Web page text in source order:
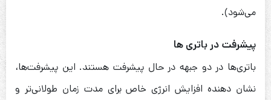
می‌شود).
پیشرفت در باتری‌ ها
باتری‌ها در دو جبهه در حال پیشرفت هستند. این پیشرفت‌ها،
نشان دهنده افزایش انرژی خاص برای مدت زمان طولانی‌تر و